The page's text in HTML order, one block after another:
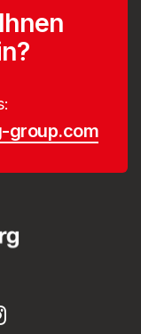
group.com